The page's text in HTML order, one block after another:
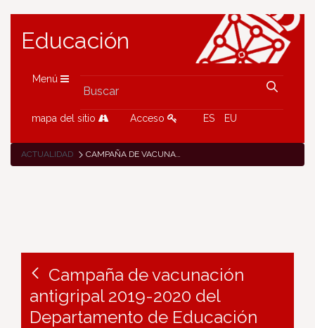
Educación
Menú
mapa del sitio Acceso ES EU
ACTUALIDAD CAMPAÑA DE VACUNACIÓN ANTIGRIPAL 2019-2020 DEL DEPARTAMENTO DE EDUCACIÓN
Campaña de vacunación
antigripal 2019-2020 del
Departamento de Educación